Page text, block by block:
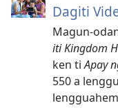
Dagiti
Magun-
iti Kingdom
ken tiApay
550 a